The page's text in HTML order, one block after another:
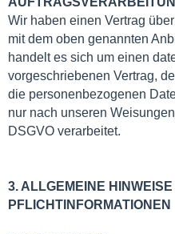
Wir haben einen Vertrag
mit dem oben genannten
handelt es sich um einen
vorgeschriebenen Vertrag,
die personenbezogenen
nur nach unseren
DSGVO verarbeitet.
3. ALLGEMEINE HINWEISE
PFLICHTINFORMATIONEN